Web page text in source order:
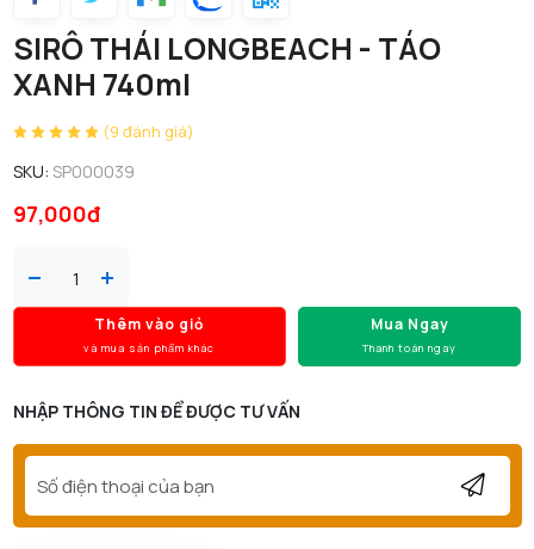
SIRÔ THÁI LONGBEACH - TÁO
XANH 740ml
(9 đánh giá)
SKU: SP000039
97,000đ
Thêm vào giỏ
và mua sản phẩm khác
Mua Ngay
Thanh toán ngay
NHẬP THÔNG TIN ĐỂ ĐƯỢC TƯ VẤN